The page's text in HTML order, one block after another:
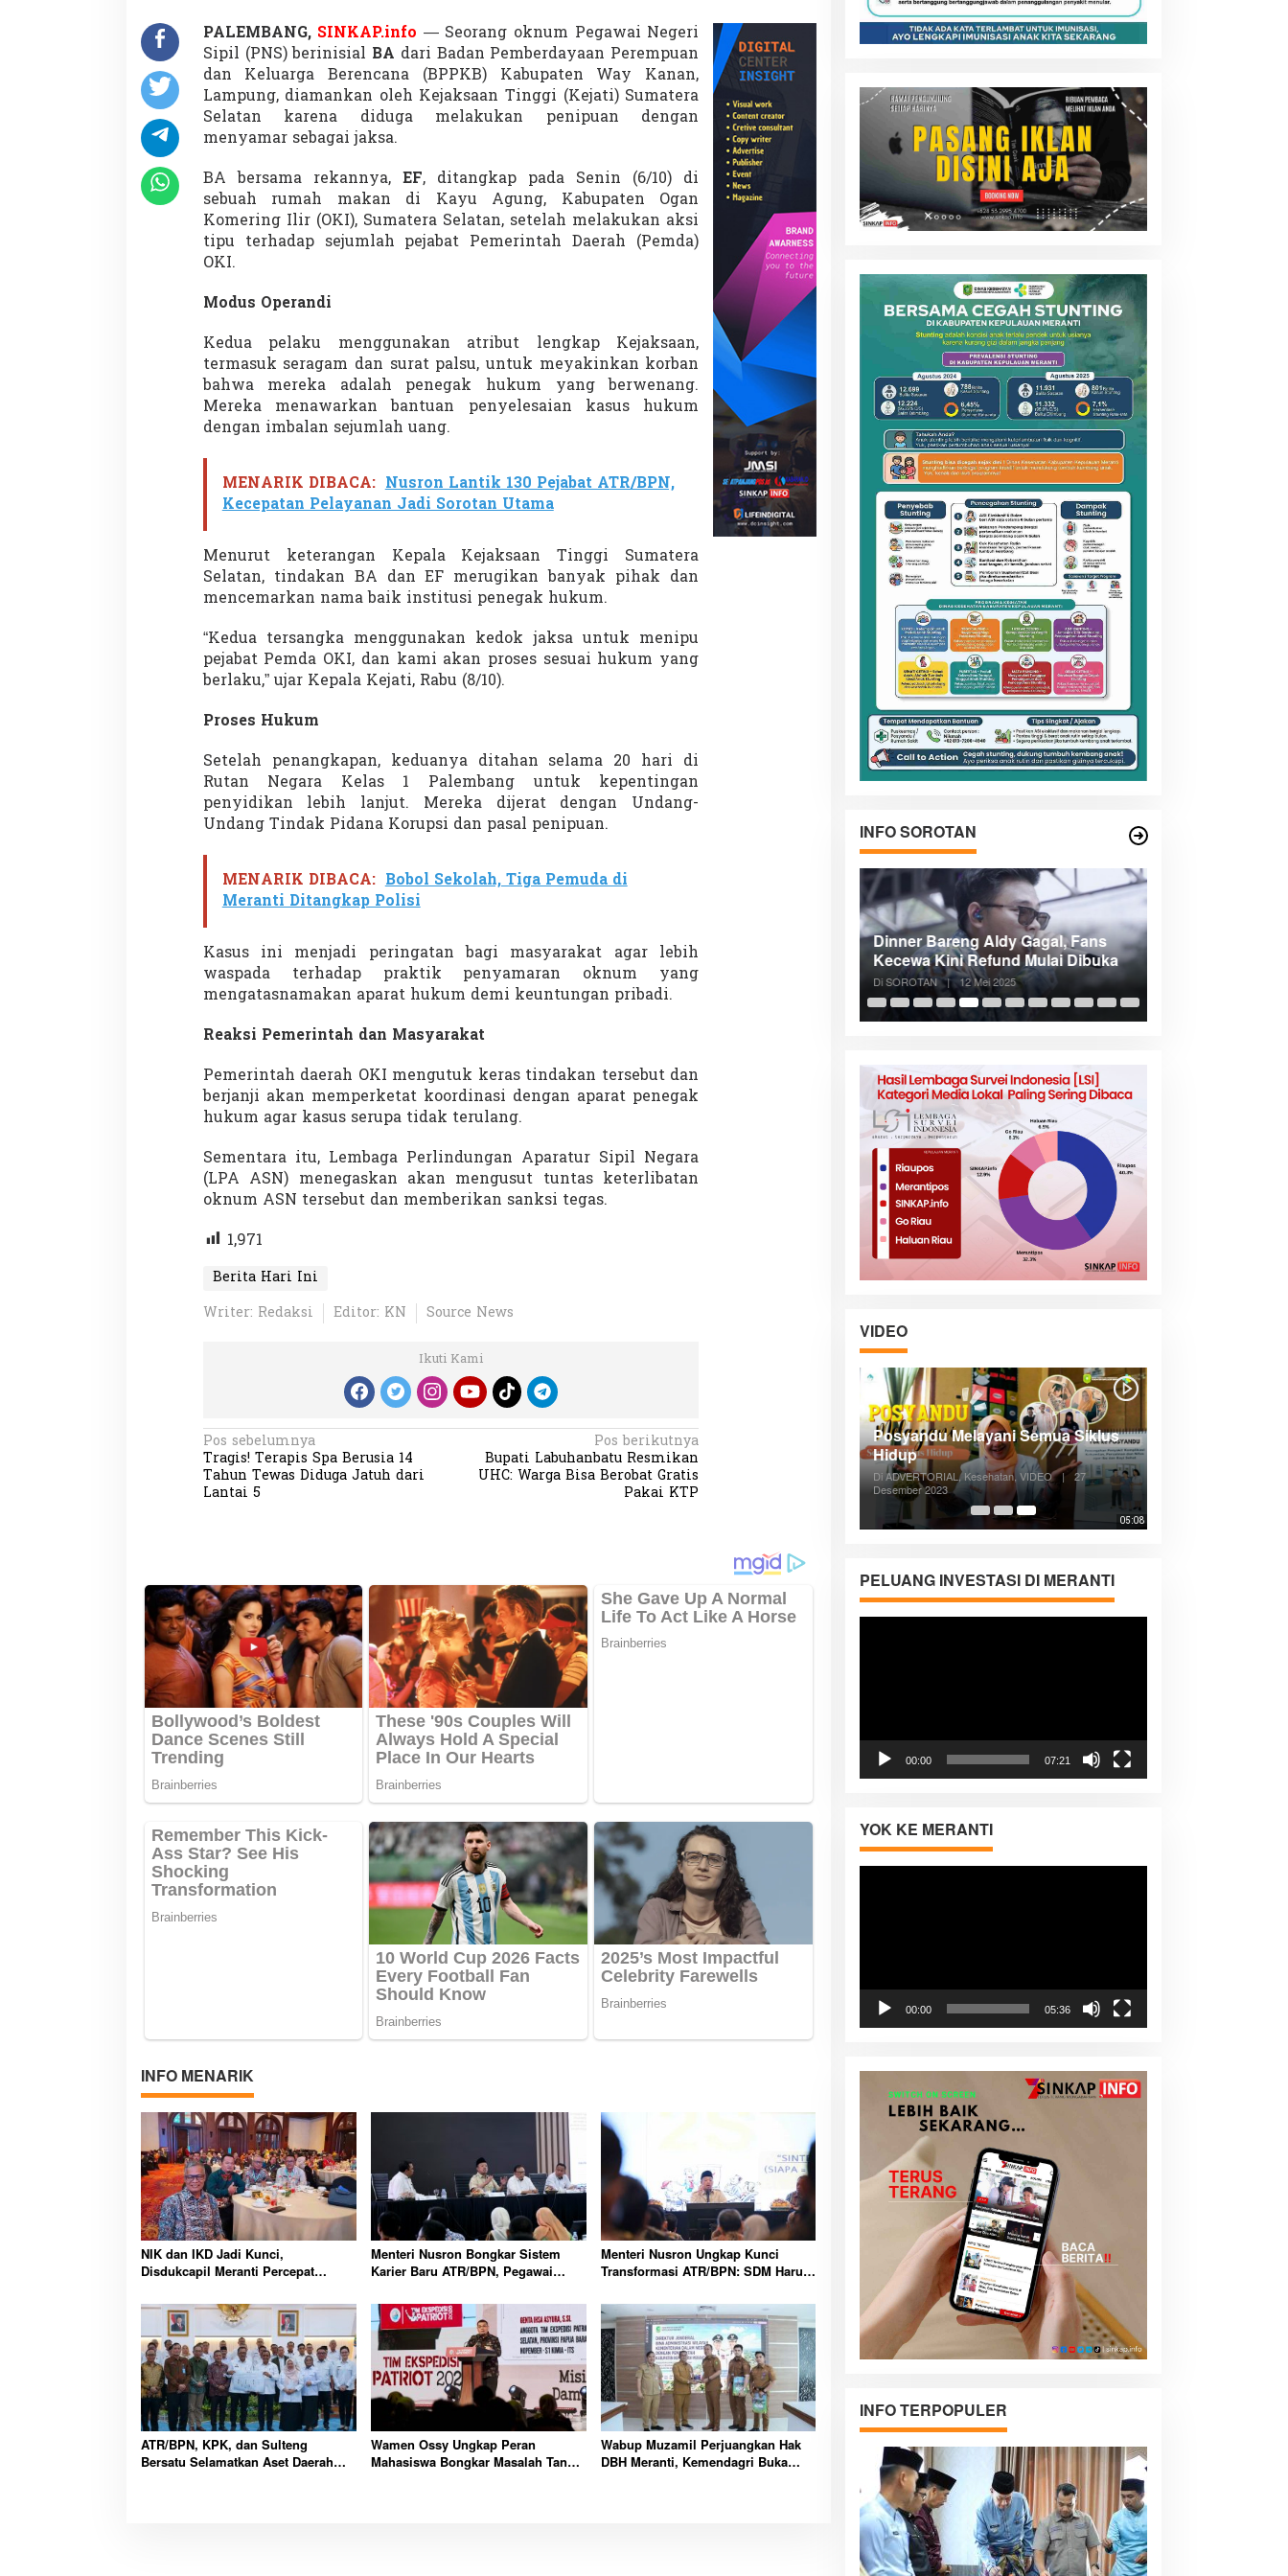
i
p
u
P
e
j
a
b
t
P
e
m
d
PALEMBANG, SINKAP.info — Seorang oknum Pegawai Negeri
Sipil (PNS) berinisial BA dari Badan Pemberdayaan Perempuan
dan Keluarga Berencana (BPPKB) Kabupaten Way Kanan,
Lampung, diamankan oleh Kejaksaan Tinggi (Kejati) Sumatera
Selatan karena diduga melakukan penipuan dengan
menyamar sebagai jaksa.
BA bersama rekannya, EF, ditangkap pada Senin (6/10) di
sebuah rumah makan di Kayu Agung, Kabupaten Ogan
Komering Ilir (OKI), Sumatera Selatan, setelah melakukan aksi
tipu terhadap sejumlah pejabat Pemerintah Daerah (Pemda)
OKI.
Modus Operandi
Kedua pelaku menggunakan atribut lengkap Kejaksaan,
termasuk seragam dan surat palsu, untuk meyakinkan korban
bahwa mereka adalah penegak hukum yang berwenang.
Mereka menawarkan bantuan penyelesaian kasus hukum
dengan imbalan sejumlah uang.
MENARIK DIBACA: Nusron Lantik 130 Pejabat ATR/BPN,
Kecepatan Pelayanan Jadi Sorotan Utama
Menurut keterangan Kepala Kejaksaan Tinggi Sumatera
Selatan, tindakan BA dan EF merugikan banyak pihak dan
mencemarkan nama baik institusi penegak hukum.
“Kedua tersangka menggunakan kedok jaksa untuk menipu
pejabat Pemda OKI, dan kami akan proses sesuai hukum yang
berlaku,” ujar Kepala Kejati, Rabu (8/10).
Proses Hukum
Setelah penangkapan, keduanya ditahan selama 20 hari di
Rutan Negara Kelas 1 Palembang untuk kepentingan
penyidikan lebih lanjut. Mereka dijerat dengan Undang-
Undang Tindak Pidana Korupsi dan pasal penipuan.
MENARIK DIBACA: Bobol Sekolah, Tiga Pemuda di
Meranti Ditangkap Polisi
Kasus ini menjadi peringatan bagi masyarakat agar lebih
waspada terhadap praktik penyamaran oknum yang
mengatasnamakan aparat hukum demi keuntungan pribadi.
Reaksi Pemerintah dan Masyarakat
Pemerintah daerah OKI mengutuk keras tindakan tersebut dan
berjanji akan memperketat koordinasi dengan aparat penegak
hukum agar kasus serupa tidak terulang.
Sementara itu, Lembaga Perlindungan Aparatur Sipil Negara
(LPA ASN) menegaskan akan mengusut tuntas keterlibatan
oknum ASN tersebut dan memberikan sanksi tegas.
1,971
Berita Hari Ini
Writer: Redaksi
Editor: KN Source News
Ikuti Kami
N
a
v
a
s
i
p
o
s
Pos sebelumnya
Tragis! Terapis Spa Berusia 14
Tahun Tewas Diduga Jatuh dari
Lantai 5
Pos berikutnya
Bupati Labuhanbatu Resmikan
UHC: Warga Bisa Berobat Gratis
Pakai KTP
INFO MENARIK
NIK dan IKD Jadi Kunci,
Disdukcapil Meranti Percepat
Menteri Nusron Bongkar Sistem
Karier Baru ATR/BPN, Pegawai
Menteri Nusron Ungkap Kunci
Transformasi ATR/BPN: SDM Harus
ATR/BPN, KPK, dan Sulteng
Bersatu Selamatkan Aset Daerah
Wamen Ossy Ungkap Peran
Mahasiswa Bongkar Masalah Tanah
Wabup Muzamil Perjuangkan Hak
DBH Meranti, Kemendagri Buka
INFO SOROTAN
Demonstrasi Gen-Z Guncang
Nepal, PM Mundur Mendadak
Setelah Gedung Parlemen Dibakar
12 September 2025
Menteri Nusron: Patok Batas Tanah
Cegah Konflik dan Dukung
Penataan Ruang
Di NASIONAL, SOROTAN | 8 Agustus 2025
Rekognisi Sejarah Kerajaan Siak
dan Harapan Daerah Istimewa Riau
Di KOLOM, Opini, SOROTAN
Dinner Bareng Aldy Gagal, Fans
Kecewa Kini Refund Mulai Dibuka
Di SOROTAN | 12 Mei 2025
VIDEO
Partisipasi Pemuda dalam
Pelayanan Sukarela Internasional
Diadakan di Nanjing
Di GLOBAL, VIDEO | 18 Januari 2024
Eksplore Meranti – Yok ke Meranti
Di Budaya, NASIONAL, VIDEO, Wisata
2024
05:08
Posyandu Melayani Semua Siklus
Hidup
Di ADVERTORIAL, Kesehatan, VIDEO |
27
Desember 2023
PELUANG INVESTASI DI MERANTI
00:00 07:21
YOK KE MERANTI
00:00 05:36
INFO TERPOPULER